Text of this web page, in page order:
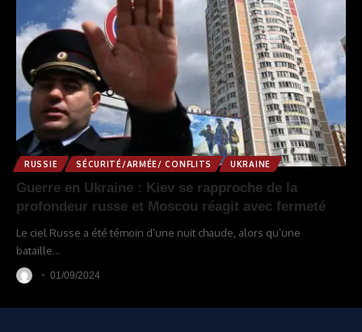
RUSSIE SÉCURITÉ/ARMÉE/ CONFLITS UKRAINE
Guerre en Ukraine : Kiev se rapproche de la
profondeur russe et Moscou réagit avec fermeté
Le ciel Russe a été témoin d’une nuit chaude, alors qu’une
bataille…
01/09/2024